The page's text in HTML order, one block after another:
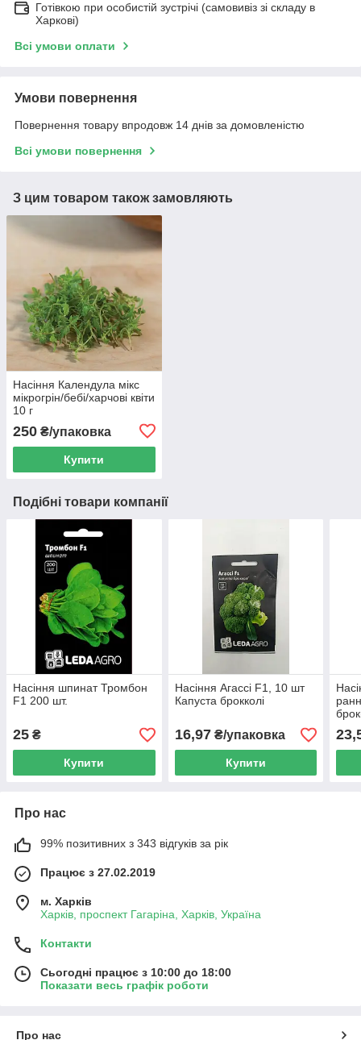
Готівкою при особистій зустрічі (самовивіз зі складу в
Харкові)
Всі умови оплати
Умови повернення
Повернення товару впродовж 14 днів за домовленістю
Всі умови повернення
З цим товаром також замовляють
Насіння Календула мікс
мікрогрін/бебі/харчові квіти
10 г
250 ₴/упаковка
Купити
Подібні товари компанії
Насіння шпинат Тромбон
F1 200 шт.
25 ₴
Купити
Насіння Агассі F1, 10 шт
Капуста брокколі
16,97₴/упаковка
Купити
Про нас
99% позитивних з 343 відгуків за рік
Працює з 27.02.2019
м. Харків
Харків, проспект Гагаріна, Харків, Україна
Контакти
Сьогодні працює з 10:00 до 18:00
Показати весь графік роботи
Про нас